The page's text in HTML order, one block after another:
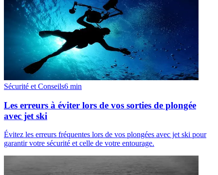
Sécurité et Conseils6 min
Les erreurs à éviter lors de vos sorties de plongée
avec jet ski
Évitez les erreurs fréquentes lors de vos plongées avec jet ski pour
garantir votre sécurité et celle de votre entourage.